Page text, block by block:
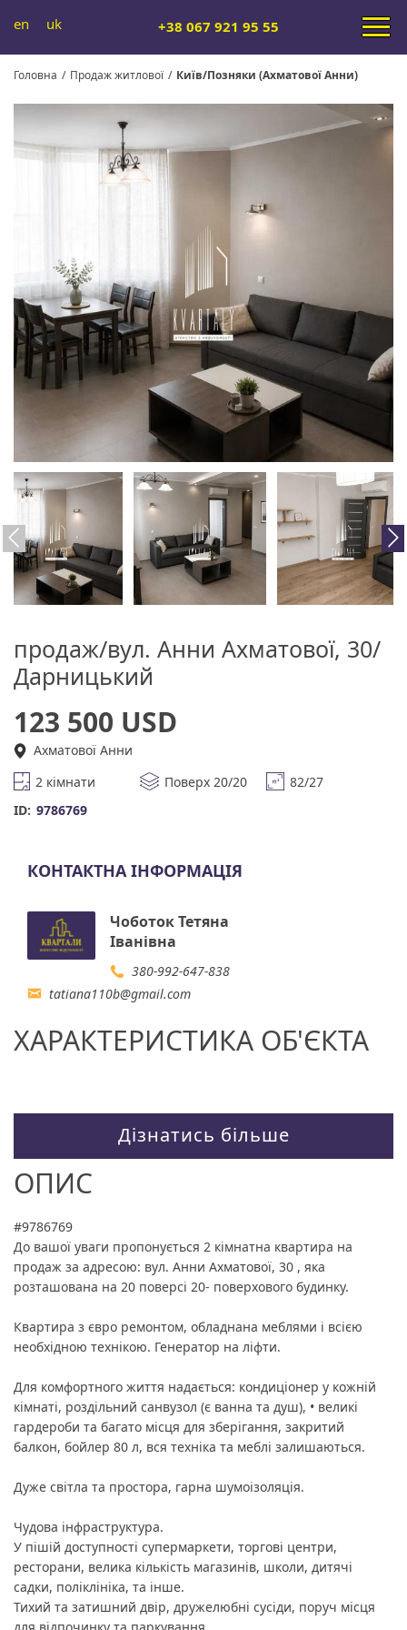
en uk +38 067 921 95 55
Головна / Продаж житлової / Київ/Позняки (Ахматової Анни)
продаж/вул. Анни Ахматової, 30/
Дарницький
123 500 USD
Ахматової Анни
2 кімнати
Поверх 20/20
82/27
ID: 9786769
КОНТАКТНА ІНФОРМАЦІЯ
Чоботок Тетяна
Іванівна
380-992-647-838
tatiana110b@gmail.com
ХАРАКТЕРИСТИКА ОБ'ЄКТА
Дізнатись більше
ОПИС
#9786769
До вашої уваги пропонується 2 кімнатна квартира на
продаж за адресою: вул. Анни Ахматової, 30 , яка
розташована на 20 поверсі 20- поверхового будинку.
Квартира з євро ремонтом, обладнана меблями і всією
необхідною технікою. Генератор на ліфти.
Для комфортного життя надається: кондиціонер у кожній
кімнаті, роздільний санвузол (є ванна та душ), • великі
гардероби та багато місця для зберігання, закритий
балкон, бойлер 80 л, вся техніка та меблі залишаються.
Дуже світла та простора, гарна шумоізоляція.
Чудова інфраструктура.
У пішій доступності супермаркети, торгові центри,
ресторани, велика кількість магазинів, школи, дитячі
садки, поліклініка, та інше.
Тихий та затишний двір, дружелюбні сусіди, поруч місця